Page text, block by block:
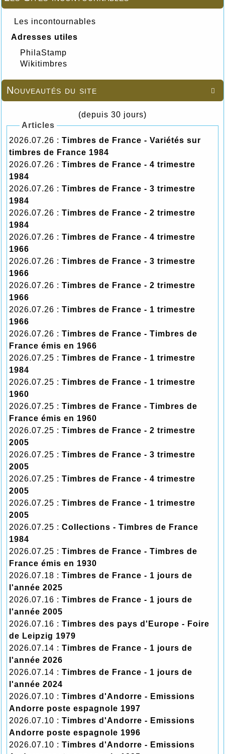
Les incontournables
Adresses utiles
PhilaStamp
Wikitimbres

Nouveautés du site
(depuis 30 jours)
Articles
2026.07.26 : Timbres de France - Variétés sur
timbres de France 1984
2026.07.26 : Timbres de France - 4 trimestre
1984
2026.07.26 : Timbres de France - 3 trimestre
1984
2026.07.26 : Timbres de France - 2 trimestre
1984
2026.07.26 : Timbres de France - 4 trimestre
1966
2026.07.26 : Timbres de France - 3 trimestre
1966
2026.07.26 : Timbres de France - 2 trimestre
1966
2026.07.26 : Timbres de France - 1 trimestre
1966
2026.07.26 : Timbres de France - Timbres de
France émis en 1966
2026.07.25 : Timbres de France - 1 trimestre
1984
2026.07.25 : Timbres de France - 1 trimestre
1960
2026.07.25 : Timbres de France - Timbres de
France émis en 1960
2026.07.25 : Timbres de France - 2 trimestre
2005
2026.07.25 : Timbres de France - 3 trimestre
2005
2026.07.25 : Timbres de France - 4 trimestre
2005
2026.07.25 : Timbres de France - 1 trimestre
2005
2026.07.25 : Collections - Timbres de France
1984
2026.07.25 : Timbres de France - Timbres de
France émis en 1930
2026.07.18 : Timbres de France - 1 jours de
l'année 2025
2026.07.16 : Timbres de France - 1 jours de
l'année 2005
2026.07.16 : Timbres des pays d'Europe - Foire
de Leipzig 1979
2026.07.14 : Timbres de France - 1 jours de
l'année 2026
2026.07.14 : Timbres de France - 1 jours de
l'année 2024
2026.07.10 : Timbres d'Andorre - Emissions
Andorre poste espagnole 1997
2026.07.10 : Timbres d'Andorre - Emissions
Andorre poste espagnole 1996
2026.07.10 : Timbres d'Andorre - Emissions